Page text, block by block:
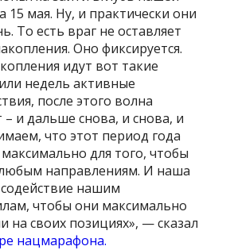
15 мая. Ну, и практически они
То есть враг не оставляет
Оно фиксируется.
идут вот такие
недель активные
после этого волна
– и дальше снова, и снова, и
что этот период года
для того, чтобы
направлениям. И наша
нашим
чтобы они максимально
на своих позициях», — сказал
нацмарафона.